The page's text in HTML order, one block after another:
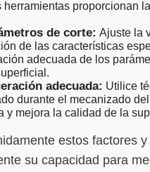
herramientas proporcionan
de corte: Ajuste la
de las características
adecuada de los
adecuada: Utilice
durante el mecanizado
y mejora la calidad de la
estos factores
su capacidad para